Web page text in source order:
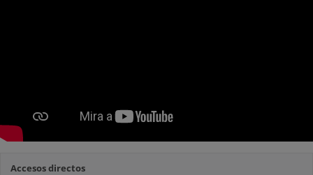
Accesos directos